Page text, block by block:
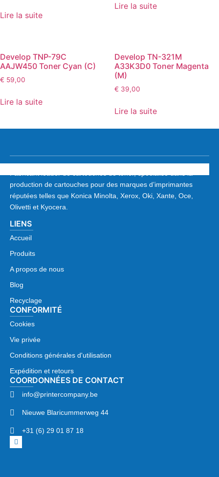
Lire la suite
Lire la suite
Develop TNP-79C
AAJW450 Toner Cyan (C)
€ 59,00
Lire la suite
Develop TN-321M
A33K3D0 Toner Magenta
(M)
€ 39,00
Lire la suite
production de cartouches pour des marques d’imprimantes
réputées telles que Konica Minolta, Xerox, Oki, Xante, Oce,
Olivetti et Kyocera.
LIENS
Accueil
Produits
A propos de nous
Blog
Recyclage
CONFORMITÉ
Cookies
Vie privée
Conditions générales d'utilisation
Expédition et retours
COORDONNÉES DE CONTACT
info@printercompany.be
Nieuwe Blaricummerweg 44
+31 (6) 29 01 87 18